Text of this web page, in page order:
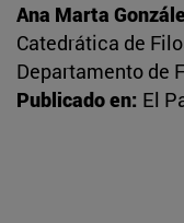
Ana Marta
Catedrática de
Departamento de
Publicado en: El